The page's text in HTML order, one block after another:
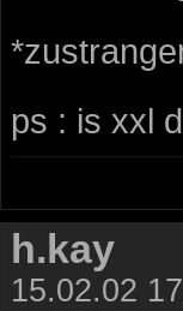
ps : is xxl
h.kay
15.02.02